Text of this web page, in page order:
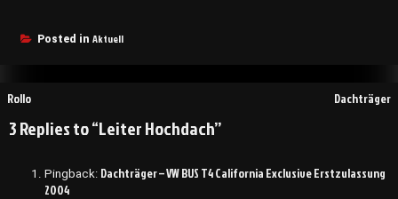
Posted in Aktuell
Beitragsnavigation
Rollo Dachträger
3 Replies to “Leiter Hochdach”
Pingback: Dachträger – VW BUS T4 California Exclusive Erstzulassung
2004